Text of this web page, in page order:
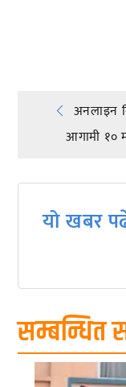
Postअनलाइन
आगामी १०
यो खबर
सम्बन्धित